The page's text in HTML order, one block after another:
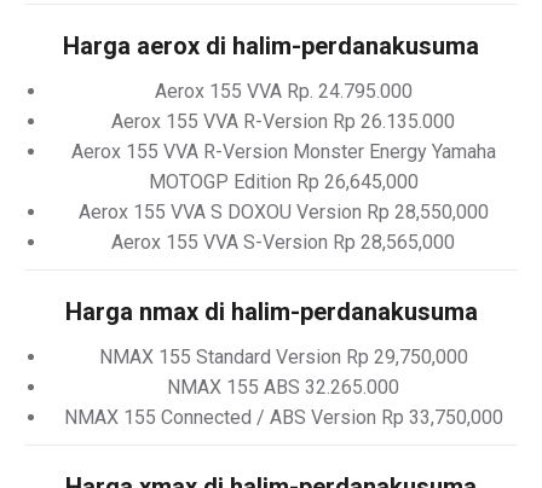
Harga aerox di halim-perdanakusuma
Aerox 155 VVA Rp. 24.795.000
Aerox 155 VVA R-Version Rp 26.135.000
Aerox 155 VVA R-Version Monster Energy Yamaha
MOTOGP Edition Rp 26,645,000
Aerox 155 VVA S DOXOU Version Rp 28,550,000
Aerox 155 VVA S-Version Rp 28,565,000
Harga nmax di halim-perdanakusuma
NMAX 155 Standard Version Rp 29,750,000
NMAX 155 ABS 32.265.000
NMAX 155 Connected / ABS Version Rp 33,750,000